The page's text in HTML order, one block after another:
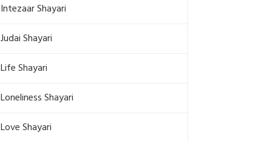
Intezaar Shayari
Judai Shayari
Life Shayari
Loneliness Shayari
Love Shayari